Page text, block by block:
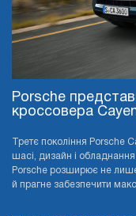
Porsche
кроссовера
Третє покоління Porsche
шасі, дизайн і
Porsche розширює не
й прагне забезпечити